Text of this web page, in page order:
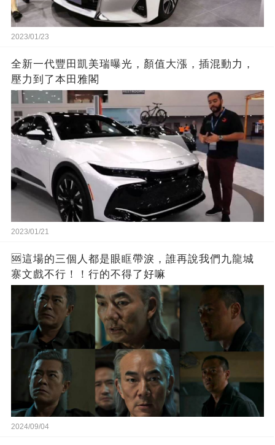
2023/01/23
全新一代豐田凱美瑞曝光，顏值大漲，插混動力，
壓力到了本田雅閣
2023/01/21
🆘這場的三個人都是眼眶帶淚，誰再說我們九龍城
寨文戲不行！！行的不得了好嘛
2024/09/04